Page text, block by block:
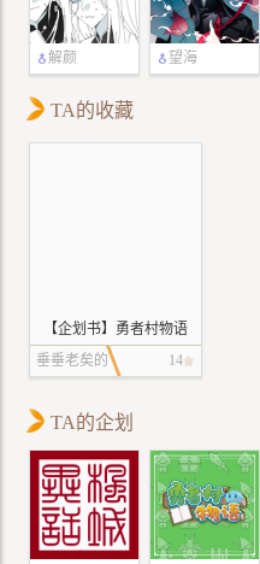
解颜 望海
TA的收藏
【企划书】勇者村物语
垂垂老矣的
14
TA的企划